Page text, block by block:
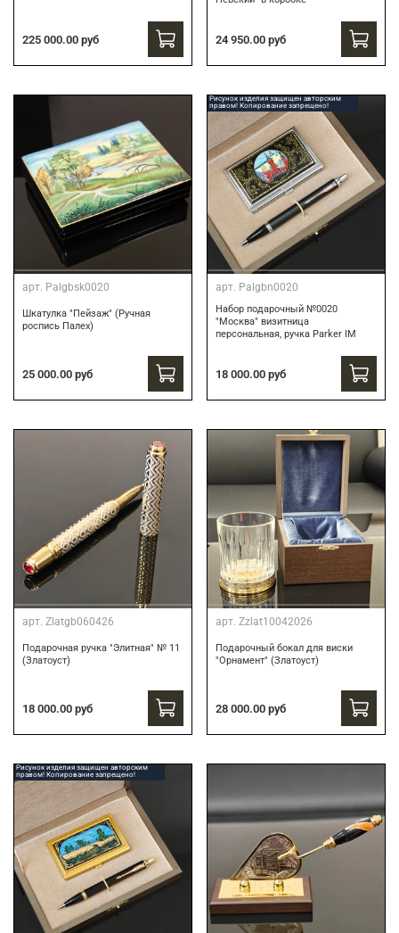
225 000.00 руб 24 950.00 руб
арт. Palgbsk0020
Шкатулка "Пейзаж" (Ручная
роспись Палех)
25 000.00 руб
Рисунок изделия защищен авторским
правом! Копирование запрещено!
арт. Palgbn0020
Набор подарочный №0020
"Москва" визитница
персональная, ручка Parker IM
18 000.00 руб
арт. Zlatgb060426
Подарочная ручка "Элитная" № 11
(Златоуст)
18 000.00 руб
арт. Zzlat10042026
Подарочный бокал для виски
"Орнамент" (Златоуст)
28 000.00 руб
Рисунок изделия защищен авторским
правом! Копирование запрещено!